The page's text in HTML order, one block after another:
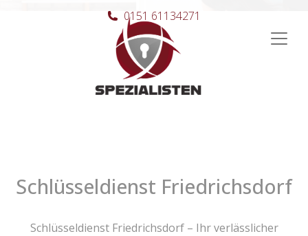
Hauptnavigation
0151 61134271
Schlüsseldienst Friedrichsdorf
Schlüsseldienst Friedrichsdorf – Ihr verlässlicher